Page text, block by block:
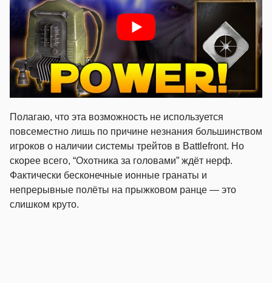
Полагаю, что эта возможность не используется
повсеместно лишь по причине незнания большинством
игроков о наличии системы трейтов в Battlefront. Но
скорее всего, “Охотника за головами” ждёт нерф.
Фактически бесконечные ионные гранаты и
непрерывные полёты на прыжковом ранце — это
слишком круто.